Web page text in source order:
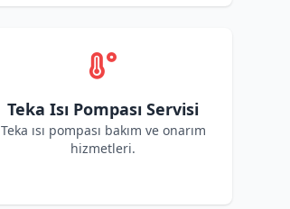
Teka Isı Pompası Servisi
Teka ısı pompası bakım ve onarım
hizmetleri.